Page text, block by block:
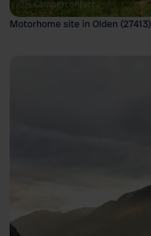
Motorhome site in Olden (27413)